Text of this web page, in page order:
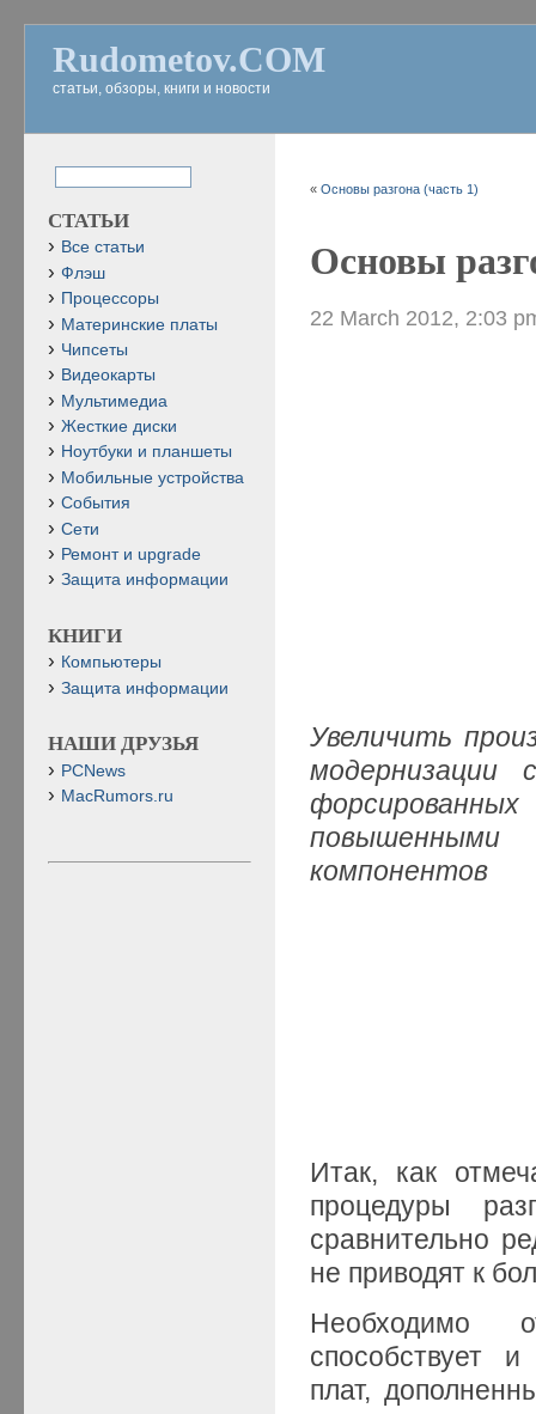
Rudometov.COM
статьи, обзоры, книги и новости
«Основы разгона (часть 1)
Основы
22 March 2012, 2:03
Увеличить
компонентов
Итак, как
процедуры
сравнительно
не приводят к
Необходимо
способствует
плат,
СТАТЬИ
Все статьи
Флэш
Процессоры
Материнские платы
Чипсеты
Видеокарты
Мультимедиа
Жесткие диски
Ноутбуки и планшеты
Мобильные устройства
События
Сети
Ремонт и upgrade
Защита информации
КНИГИ
Компьютеры
Защита информации
НАШИ ДРУЗЬЯ
PCNews
MacRumors.ru